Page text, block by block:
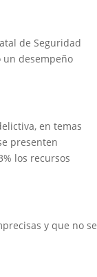
de Seguridad
un desempeño
en temas
presenten
los recursos
y que no se